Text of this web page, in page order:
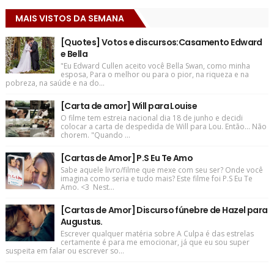
MAIS VISTOS DA SEMANA
[Quotes] Votos e discursos:Casamento Edward
e Bella
"Eu Edward Cullen aceito você Bella Swan, como minha
esposa, Para o melhor ou para o pior, na riqueza e na
pobreza, na saúde e na do...
[Carta de amor] Will para Louise
O filme tem estreia nacional dia 18 de junho e decidi
colocar a carta de despedida de Will para Lou. Então... Não
chorem. "Quando ...
[Cartas de Amor] P.S Eu Te Amo
Sabe aquele livro/filme que mexe com seu ser? Onde você
imagina como seria e tudo mais? Este filme foi P.S Eu Te
Amo. <3 Nest...
[Cartas de Amor] Discurso fúnebre de Hazel para
Augustus.
Escrever qualquer matéria sobre A Culpa é das estrelas
certamente é para me emocionar, já que eu sou super
suspeita em falar ou escrever so...